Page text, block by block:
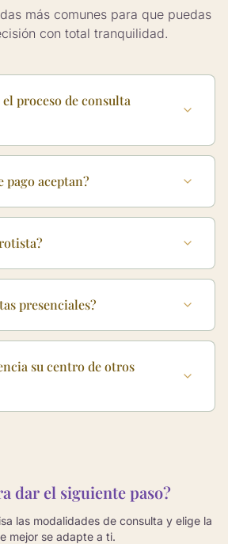
más comunes para que puedas
con total tranquilidad.
proceso de consulta
pago aceptan?
presenciales?
su centro de otros
dar el siguiente paso?
las modalidades de consulta y elige la
mejor se adapte a ti.